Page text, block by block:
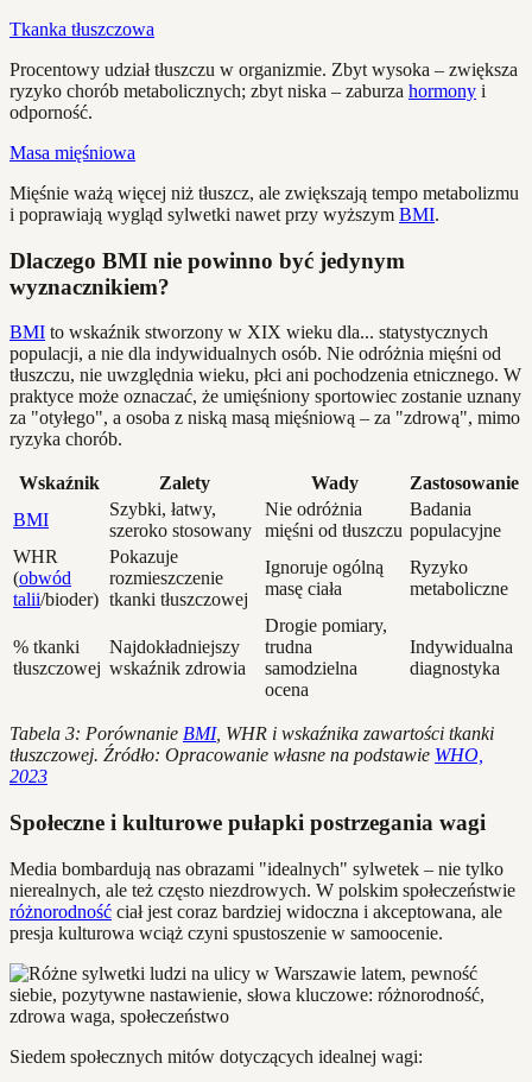
Tkanka tłuszczowa
Procentowy udział tłuszczu w organizmie. Zbyt wysoka – zwiększa
ryzyko chorób metabolicznych; zbyt niska – zaburza hormony i
odporność.
Masa mięśniowa
Mięśnie ważą więcej niż tłuszcz, ale zwiększają tempo metabolizmu
i poprawiają wygląd sylwetki nawet przy wyższym BMI.
Dlaczego BMI nie powinno być jedynym
wyznacznikiem?
BMI to wskaźnik stworzony w XIX wieku dla... statystycznych
populacji, a nie dla indywidualnych osób. Nie odróżnia mięśni od
tłuszczu, nie uwzględnia wieku, płci ani pochodzenia etnicznego. W
praktyce może oznaczać, że umięśniony sportowiec zostanie uznany
za "otyłego", a osoba z niską masą mięśniową – za "zdrową", mimo
ryzyka chorób.
Wskaźnik Zalety Wady
Zastosowanie
BMI
Szybki, łatwy,
szeroko stosowany
Nie odróżnia
mięśni od tłuszczu
Badania
populacyjne
WHR
(obwód
talii/bioder)
Pokazuje
rozmieszczenie
tkanki tłuszczowej
Ignoruje ogólną
masę ciała
Ryzyko
metaboliczne
% tkanki
tłuszczowej
Najdokładniejszy
wskaźnik zdrowia
Drogie pomiary,
trudna
samodzielna
ocena
Indywidualna
diagnostyka
Tabela 3: Porównanie BMI, WHR i wskaźnika zawartości tkanki
tłuszczowej. Źródło: Opracowanie własne na podstawie WHO,
2023
Społeczne i kulturowe pułapki postrzegania wagi
Media bombardują nas obrazami "idealnych" sylwetek – nie tylko
nierealnych, ale też często niezdrowych. W polskim społeczeństwie
różnorodność ciał jest coraz bardziej widoczna i akceptowana, ale
presja kulturowa wciąż czyni spustoszenie w samoocenie.
Siedem społecznych mitów dotyczących idealnej wagi: